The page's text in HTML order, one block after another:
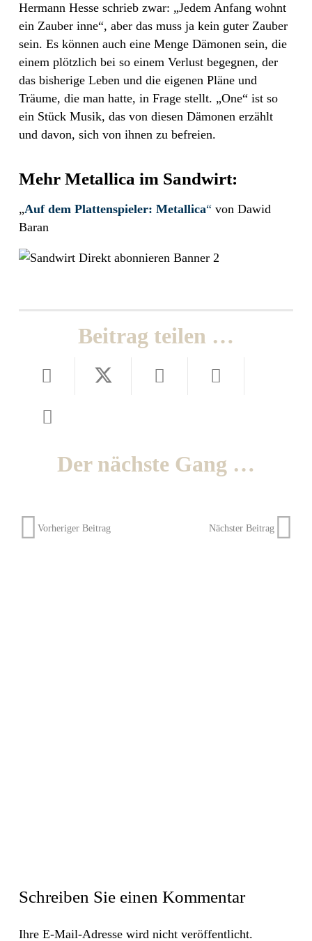
Hermann Hesse schrieb zwar: „Jedem Anfang wohnt
ein Zauber inne“, aber das muss ja kein guter Zauber
sein. Es können auch eine Menge Dämonen sein, die
einem plötzlich bei so einem Verlust begegnen, der
das bisherige Leben und die eigenen Pläne und
Träume, die man hatte, in Frage stellt. „One“ ist so
ein Stück Musik, das von diesen Dämonen erzählt
und davon, sich von ihnen zu befreien.
Mehr Metallica im Sandwirt:
„Auf dem Plattenspieler: Metallica“ von Dawid
Baran
Beitrag teilen …
Der nächste Gang …
Vorheriger Beitrag Nächster Beitrag
Schreiben Sie einen Kommentar
Ihre E-Mail-Adresse wird nicht veröffentlicht.